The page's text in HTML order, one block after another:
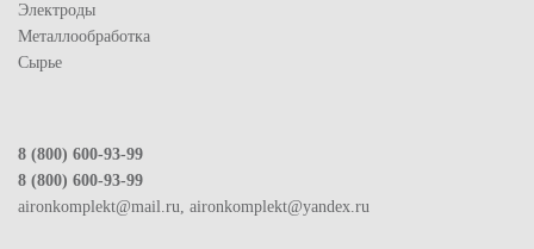
Электроды
Металлообработка
Сырье
8 (800) 600-93-99
8 (800) 600-93-99
aironkomplekt@mail.ru, aironkomplekt@yandex.ru